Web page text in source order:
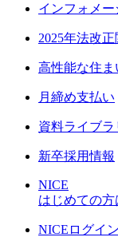
インフォメー
2025年法改正
高性能な住ま
月締め支払い
資料ライブ
新卒採用情報
NICE
はじめての方
NICEログイン